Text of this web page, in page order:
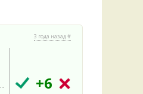
3 года назад #
+6